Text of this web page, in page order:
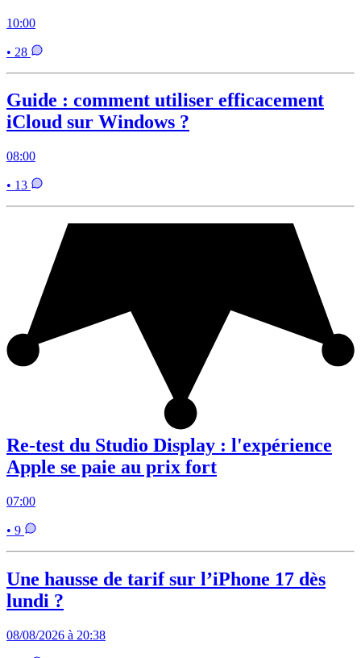
10:00
• 28
Guide : comment utiliser efficacement
iCloud sur Windows ?
08:00
• 13
Re-test du Studio Display : l'expérience
Apple se paie au prix fort
07:00
• 9
Une hausse de tarif sur l’iPhone 17 dès
lundi ?
08/08/2026 à 20:38